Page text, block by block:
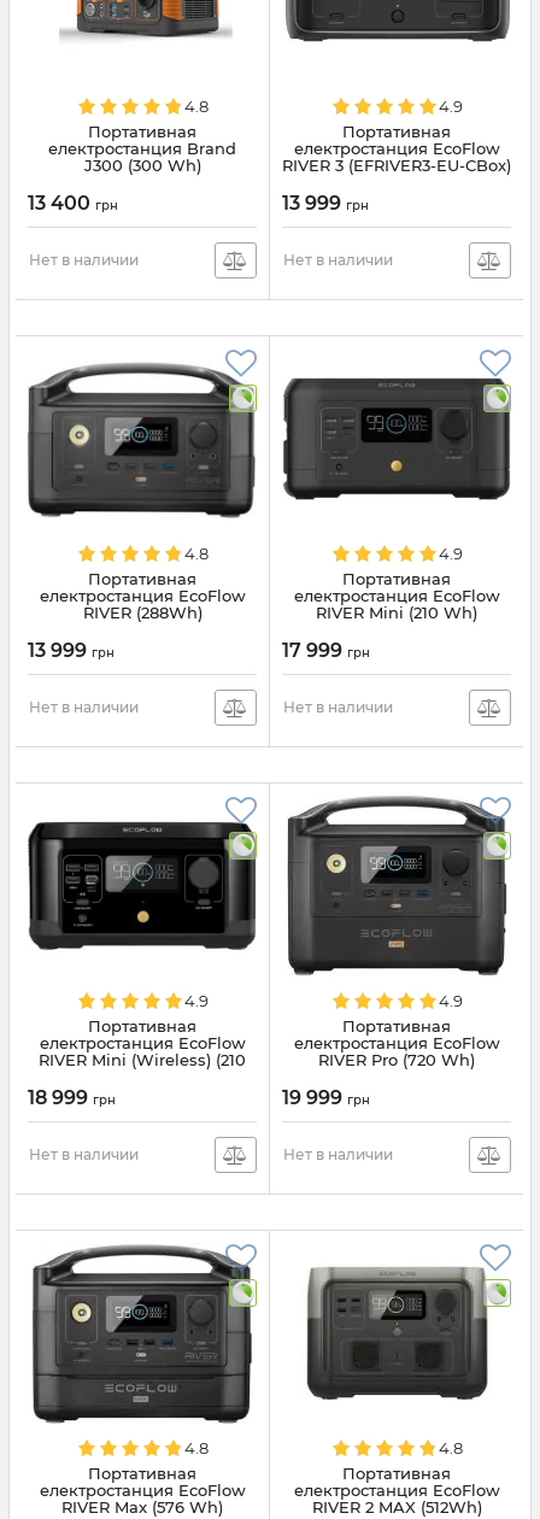
4.8
Портативная
електростанция Brand
J300 (300 Wh)
13 400 грн
Нет в наличии
4.9
Портативная
електростанция EcoFlow
RIVER 3 (EFRIVER3-EU-CBox)
13 999 грн
Нет в наличии
4.8
Портативная
електростанция EcoFlow
RIVER (288Wh)
13 999 грн
Нет в наличии
4.9
Портативная
електростанция EcoFlow
RIVER Mini (210 Wh)
17 999 грн
Нет в наличии
4.9
Портативная
електростанция EcoFlow
RIVER Mini (Wireless) (210
18 999 грн
Нет в наличии
4.9
Портативная
електростанция EcoFlow
RIVER Pro (720 Wh)
19 999 грн
Нет в наличии
4.8
Портативная
електростанция EcoFlow
RIVER Max (576 Wh)
4.8
Портативная
електростанция EcoFlow
RIVER 2 MAX (512Wh)